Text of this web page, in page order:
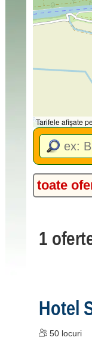
Tarifele afișate
toate
1
Hotel
50 locuri